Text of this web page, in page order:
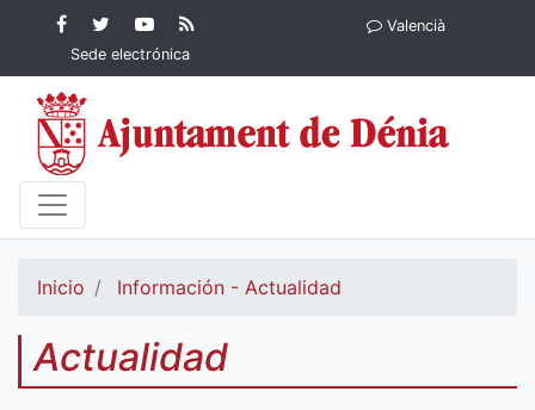
Contenido principalFacebook
Ayuntamiento de
Dénia
Ayuntamiento
de Dénia
YouTube
Ayuntamiento
de Dénia
Ayuntamiento
Sede electrónica
Valencià
Inicio Información - Actualidad
Actualidad